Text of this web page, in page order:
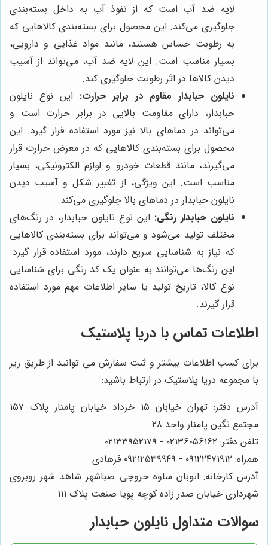
لایه ضد آب است که از نفوذ آب به داخل بسته‌بندی
جلوگیری می‌کند. این محصول برای بسته‌بندی کالاهایی که
به رطوبت حساس هستند، مانند مواد غذایی و دارویی،
بسیار مناسب است. این لایه ضد آب، می‌تواند از آسیب
دیدن کالاها در اثر رطوبت جلوگیری کند.
نایلون حبابدار مقاوم در برابر حرارت: این نوع نایلون
حبابدار، دارای مقاومت بالایی در برابر حرارت است و
می‌تواند در دماهای بالا نیز مورد استفاده قرار گیرد. این
محصول برای بسته‌بندی کالاهایی که در معرض حرارت قرار
می‌گیرند، مانند قطعات خودرو و لوازم الکترونیکی، بسیار
مناسب است. این ویژگی، از تغییر شکل و آسیب دیدن
نایلون حبابدار در دماهای بالا جلوگیری می‌کند.
نایلون حبابدار رنگی: این نوع نایلون حبابدار، در رنگ‌های
مختلف تولید می‌شود و می‌تواند برای بسته‌بندی کالاهایی
که نیاز به شناسایی سریع دارند، مورد استفاده قرار گیرد.
این رنگ‌ها می‌توانند به عنوان یک کد رنگی برای شناسایی
نوع کالا، تاریخ تولید یا سایر اطلاعات مهم مورد استفاده
قرار گیرند.
اطلاعات تماس با دریا پلاستیک
برای کسب اطلاعات بیشتر و ثبت سفارش می توانید از طریق زیر
با مجموعه دریا پلاستیک در ارتباط باشید:
آدرس دفتر: تهران خیابان ۱۵ خرداد خیابان پامنار پلاک ۱۵۷
مجتمع نگین پامنار واحد ۲۸
تلفن دفتر: ۰۲۱۳۶۰۵۶۱۶۲ - ۰۲۱۳۳۹۵۲۱۷۹
همراه: ۰۹۱۲۲۴۷۱۹۱۲ - ۰۹۲۱۲۵۳۹۹۴۹ فرهادی
آدرس کارخانه: اتوبان ساوه خروجی صباشهر شاهد شهر روبروی
شهرداری خیابان صدر زاده کوچه پویا صنعت پلاک 111
سوالات متداول نایلون حبابدار